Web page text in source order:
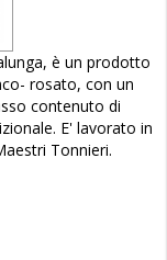
è un prodotto
rosato, con un
contenuto di
E' lavorato in
Tonnieri.